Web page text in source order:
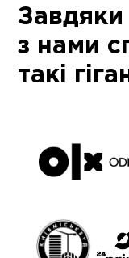
Завдяки
з нами
такі